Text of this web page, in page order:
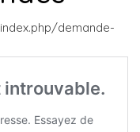
demande-